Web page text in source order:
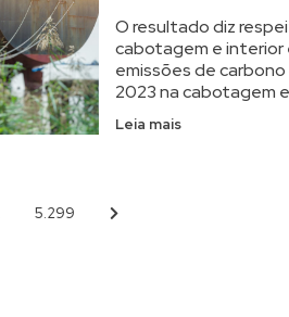
O resultado diz
cabotagem e interior
emissões de carbono
2023 na cabotagem e
Leia mais
5.299